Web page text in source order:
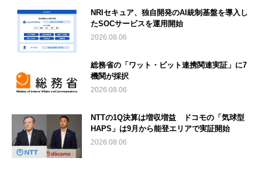
NRIセキュア、独自開発のAI統制基盤を導入し
たSOCサービスを運用開始
2026.08.06
総務省の「ワット・ビット連携関連実証」に7
機関が採択
2026.08.06
NTTの1Q決算は増収増益 ドコモの「気球型
HAPS」は9月から能登エリアで実証開始
2026.08.06